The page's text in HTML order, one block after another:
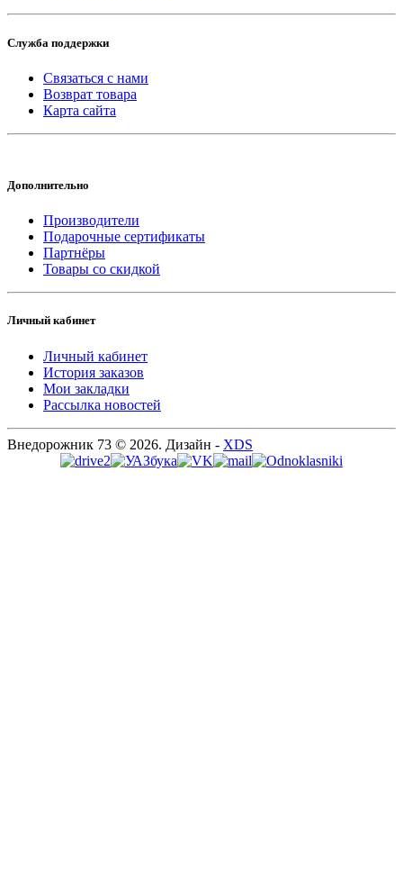
Служба поддержки
Связаться с нами
Возврат товара
Карта сайта
Дополнительно
Производители
Подарочные сертификаты
Партнёры
Товары со скидкой
Личный кабинет
Личный кабинет
История заказов
Мои закладки
Рассылка новостей
Внедорожник 73 © 2026. Дизайн - XDS